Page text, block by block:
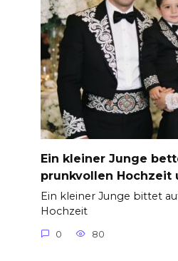
Ein kleiner Junge
prunkvollen Hochzeit
Ein kleiner Junge bittet
Hochzeit
0 80